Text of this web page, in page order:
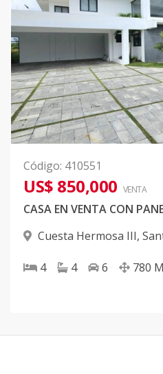
Código: 410551
US$ 850,000 VENTA
CASA EN VENTA CON
Cuesta Hermosa III,
4 4 6 780